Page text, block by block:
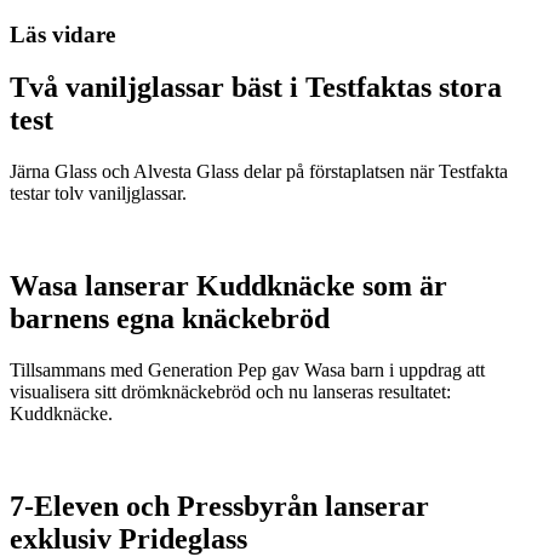
Läs vidare
Två vaniljglassar bäst i Testfaktas stora
test
Järna Glass och Alvesta Glass delar på förstaplatsen när Testfakta
testar tolv vaniljglassar.
Wasa lanserar Kuddknäcke som är
barnens egna knäckebröd
Tillsammans med Generation Pep gav Wasa barn i uppdrag att
visualisera sitt drömknäckebröd och nu lanseras resultatet:
Kuddknäcke.
7-Eleven och Pressbyrån lanserar
exklusiv Prideglass